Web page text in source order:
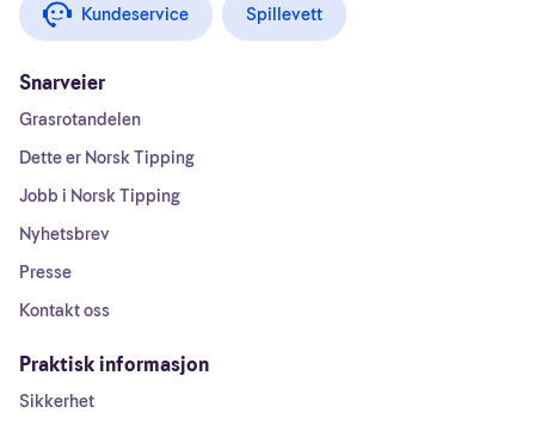
Kundeservice Spillevett
Snarveier
Grasrotandelen
Dette er Norsk Tipping
Jobb i Norsk Tipping
Nyhetsbrev
Presse
Kontakt oss
Praktisk informasjon
Sikkerhet